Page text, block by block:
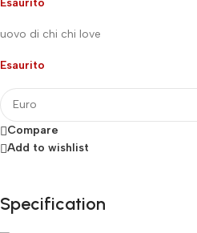
uovo di chi chi love
Esaurito
Compare
Add to wishlist
Fino al 12 Ottobre...
Black Friday di Autunno!
Specification